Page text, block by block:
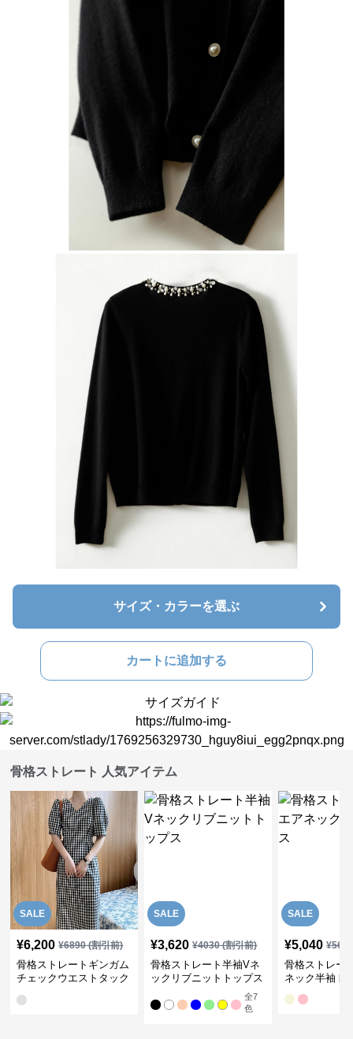
サイズ・カラーを選ぶ
カートに追加する
骨格ストレート 人気アイテム
SALE
¥6,200 ¥6890(割引前)
骨格ストレートギンガム
チェックウエストタック
SALE
¥3,620 ¥4030(割引前)
骨格ストレート半袖Vネ
ックリブニットトップス
全7
色
SALE
¥5,040 ¥
骨格ストレー
ネック半袖ト